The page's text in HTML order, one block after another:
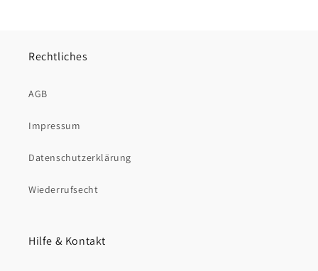
Rechtliches
AGB
Impressum
Datenschutzerklärung
Wiederrufsecht
Hilfe & Kontakt